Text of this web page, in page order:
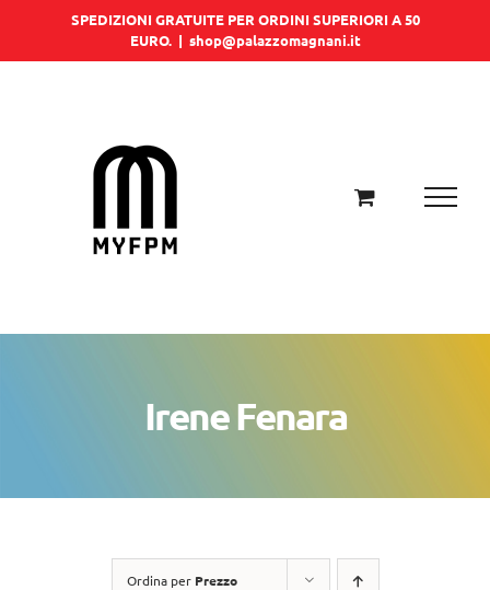
SPEDIZIONI GRATUITE PER ORDINI SUPERIORI A 50
EURO. | shop@palazzomagnani.it
Irene Fenara
Ordina per Prezzo